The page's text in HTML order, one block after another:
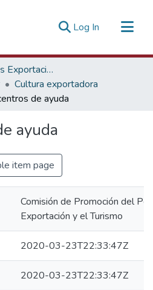
Log In (current)
Promoción de las Exportaciones
Cultura exportadora
de ayuda
ayuda
item page
Comisión de Promoción del
Exportación y el Turismo
2020-03-23T22:33:47Z
2020-03-23T22:33:47Z